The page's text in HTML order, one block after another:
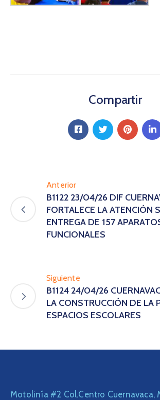
Compartir
Anterior
B1122 23/04/26 DIF
FORTALECE LA ATENCIÓN
ENTREGA DE 157
FUNCIONALES
Siguiente
B1124 24/04/26
LA CONSTRUCCIÓN DE LA
ESPACIOS ESCOLARES
Motolinía #2 Col.Centro Cuernavaca,